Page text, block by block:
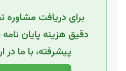
برای دریافت مشاوره
دقیق هزینه پایان
پیشرفته، با ما در